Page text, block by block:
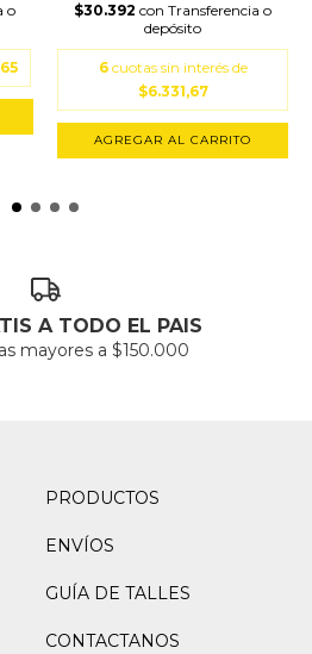
o
$30.392 con Transferencia o
depósito
6 cuotas sin interés de
$6.331,67
A TODO EL PAIS
mayores a $150.000
PRODUCTOS
ENVÍOS
GUÍA DE TALLES
CONTACTANOS